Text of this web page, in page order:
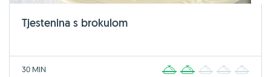
Tjestenina s brokulom
30 MIN 2 3 4